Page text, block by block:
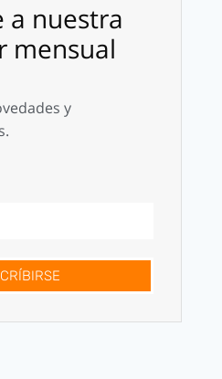
a nuestra
mensual
y